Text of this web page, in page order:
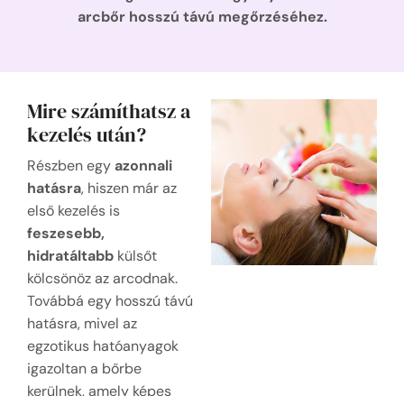
arcbőr hosszú távú megőrzéséhez.
Mire számíthatsz a
kezelés után?
Részben egy azonnali
hatásra, hiszen már az
első kezelés is
feszesebb,
hidratáltabb külsőt
kölcsönöz az arcodnak.
Továbbá egy hosszú távú
hatásra, mivel az
egzotikus hatóanyagok
igazoltan a bőrbe
kerülnek, amely képes